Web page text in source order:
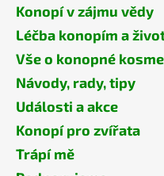
Konopí v zájmu vědy
Léčba konopím a
Vše o konopné
Návody, rady, tipy
Události a akce
Konopí pro zvířata
Trápí mě